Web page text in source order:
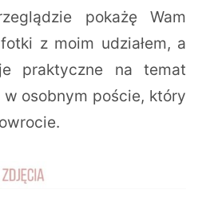
pokażę Wam
z moim udziałem, a
praktyczne na temat
osobnym poście, który